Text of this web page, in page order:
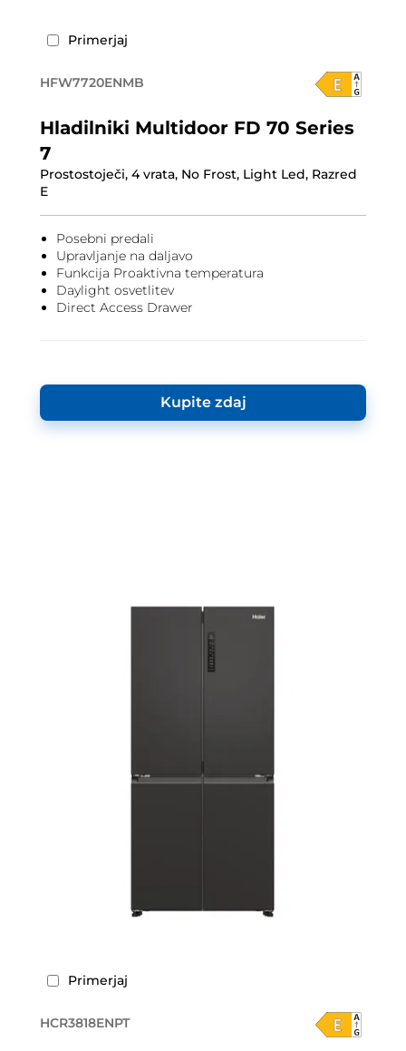
Primerjaj
HFW7720ENMB
Hladilniki Multidoor FD 70 Series
7
Prostostoječi, 4 vrata, No Frost, Light Led, Razred
E
Posebni predali
Upravljanje na daljavo
Funkcija Proaktivna temperatura
Daylight osvetlitev
Direct Access Drawer
Kupite zdaj
Primerjaj
HCR3818ENPT